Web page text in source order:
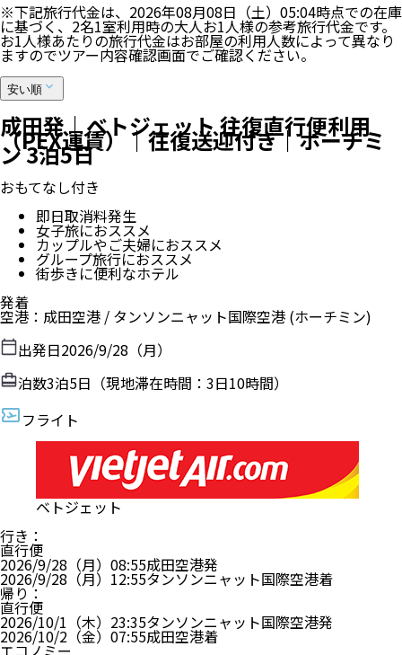
※下記旅行代金は、 2026年08月08日（土）05:04時点での在庫
に基づく、2名1室利用時の大人お1人様の参考旅行代金です。
お1人様あたりの旅行代金はお部屋の利用人数によって異なり
ますのでツアー内容確認画面でご確認ください。
安い順
成田発｜ベトジェット 往復直行便利用
（PEX運賃）｜往復送迎付き｜ホーチミ
ン 3泊5日
おもてなし付き
即日取消料発生
女子旅におススメ
カップルやご夫婦におススメ
グループ旅行におススメ
街歩きに便利なホテル
発着
空港 ： 成田空港 / タンソンニャット国際空港 (ホーチミン)
出発日2026/9/28（月）
泊数3泊5日（現地滞在時間： 3日10時間）
フライト
ベトジェット
行き ：
直行便
2026/9/28（月） 08:55成田空港発
2026/9/28（月） 12:55タンソンニャット国際空港着
帰り ：
直行便
2026/10/1（木） 23:35タンソンニャット国際空港発
2026/10/2（金） 07:55成田空港着
エコノミー